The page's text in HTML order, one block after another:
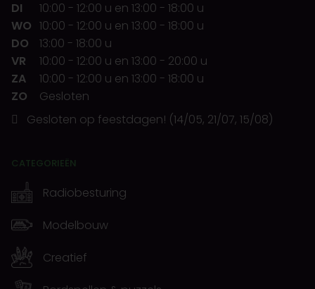
DI
10:00 - 12:00 u en 13:00 - 18:00 u
WO 10:00 - 12:00 u en 13:00 - 18:00 u
DO
13:00 - 18:00 u
VR
10:00 - 12:00 u en 13:00 - 20:00 u
ZA
10:00 - 12:00 u en 13:00 - 18:00 u
ZO
Gesloten
Gesloten op feestdagen! (14/05, 21/07, 15/08)
CATEGORIEËN
Radiobesturing
Modelbouw
Creatief